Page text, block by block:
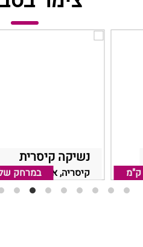
נשיקה קיסרית
קיסריה, אזור חדרה
במרחק